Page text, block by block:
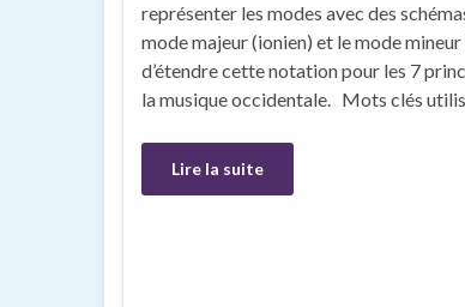
représenter les modes avec des
mode majeur (ionien) et le mode
d’étendre cette notation pour les 7
la musique occidentale. Mots clés
Lire la suite